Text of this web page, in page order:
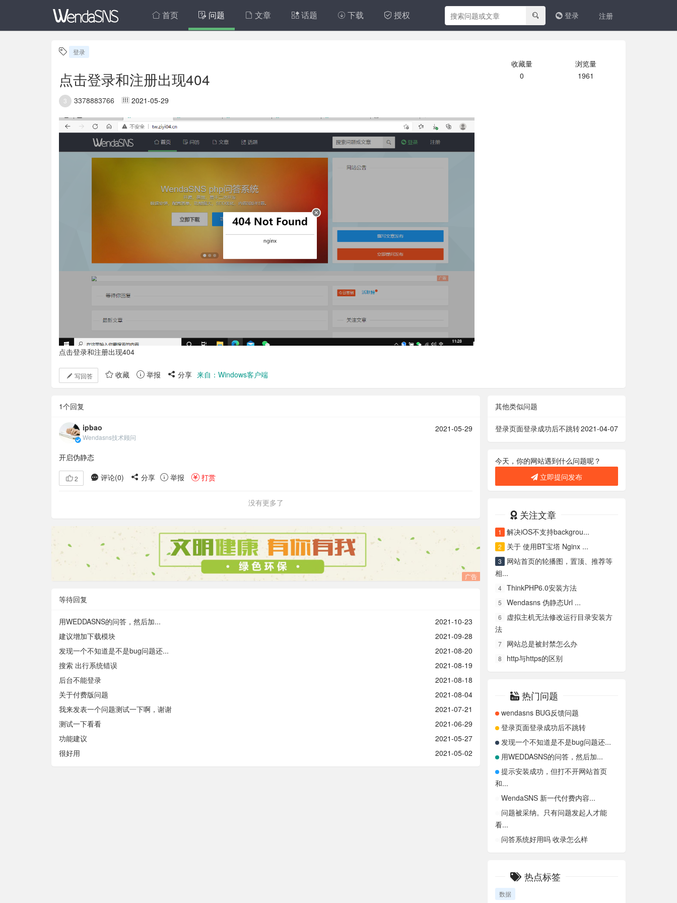
首页 问题 文章 话题 下载 授权 登录 注册
登录
点击登录和注册出现404
3 3378883766 2021-05-29
点击登录和注册出现404
写回答 收藏 举报 分享 来自：Windows客户端
收藏量
0
浏览量
1961
1个回复
ipbao
Wendasns技术顾问
2021-05-29
开启伪静态
2 评论(0) 分享 举报 打赏
没有更多了
广告
等待回复
用WEDDASNS的问答，然后加...
2021-10-23
建议增加下载模块
2021-09-28
发现一个不知道是不是bug问题还...
2021-08-20
搜索 出行系统错误
2021-08-19
后台不能登录
2021-08-18
关于付费版问题
2021-08-04
我来发表一个问题测试一下啊，谢谢
2021-07-21
测试一下看看
2021-06-29
功能建议
2021-05-27
很好用
2021-05-02
其他类似问题
登录页面登录成功后不跳转2021-04-07
今天，你的网站遇到什么问题呢？
立即提问发布
关注文章
1 解决iOS不支持backgrou...
2 关于 使用BT宝塔 Nginx ...
3
网站首页的轮播图，置顶、推荐等
相...
4 ThinkPHP6.0安装方法
5 Wendasns 伪静态Url ...
6
虚拟主机无法修改运行目录安装方
法
7 网站总是被封禁怎么办
8 http与https的区别
热门问题
wendasns BUG反馈问题
登录页面登录成功后不跳转
发现一个不知道是不是bug问题还...
用WEDDASNS的问答，然后加...
提示安装成功，但打不开网站首页
和...
WendaSNS 新一代付费内容...
问题被采纳。只有问题发起人才能
看...
问答系统好用吗 收录怎么样
热点标签
数据